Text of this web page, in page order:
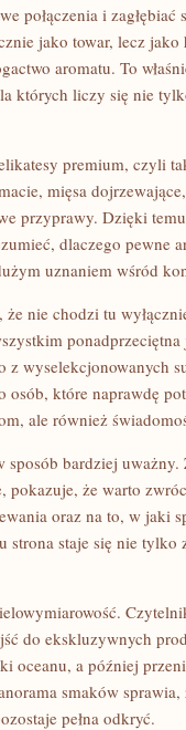
połączenia i
jako towar, lecz
aromatu. To
których liczy się nie
premium, czyli
mięsa
przyprawy. Dzięki
dlaczego pewne
uznaniem wśród
nie chodzi tu
ponadprzeciętna
z wyselekcjonowanych
osób, które naprawdę
ale również
bardziej
pokazuje, że warto
oraz na to, w jaki
staje się nie tylko
do ekskluzywnych
oceanu, a później
smaków
pełna odkryć.